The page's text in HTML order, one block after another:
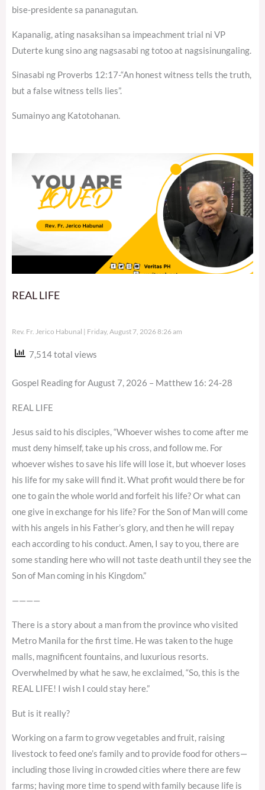
bise-presidente sa pananagutan.
Kapanalig, ating nasaksihan sa impeachment trial ni VP
Duterte kung sino ang nagsasabi ng totoo at nagsisinungaling.
Sinasabi ng Proverbs 12:17-“An honest witness tells the truth,
but a false witness tells lies”.
Sumainyo ang Katotohanan.
REAL LIFE
Rev. Fr. Jerico Habunal Friday, August 7, 2026 8:26 am
7,514 total views
Gospel Reading for August 7, 2026 – Matthew 16: 24-28
REAL LIFE
Jesus said to his disciples, “Whoever wishes to come after me
must deny himself, take up his cross, and follow me. For
whoever wishes to save his life will lose it, but whoever loses
his life for my sake will find it. What profit would there be for
one to gain the whole world and forfeit his life? Or what can
one give in exchange for his life? For the Son of Man will come
with his angels in his Father’s glory, and then he will repay
each according to his conduct. Amen, I say to you, there are
some standing here who will not taste death until they see the
Son of Man coming in his Kingdom.”
————
There is a story about a man from the province who visited
Metro Manila for the first time. He was taken to the huge
malls, magnificent fountains, and luxurious resorts.
Overwhelmed by what he saw, he exclaimed, “So, this is the
REAL LIFE! I wish I could stay here.”
But is it really?
Working on a farm to grow vegetables and fruit, raising
livestock to feed one’s family and to provide food for others—
including those living in crowded cities where there are few
farms; having more time to spend with family because life is